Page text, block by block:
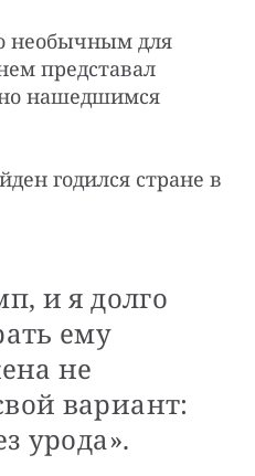
необычным для
представал
нашедшимся
годился стране в
и я долго
ему
не
вариант:
урода».